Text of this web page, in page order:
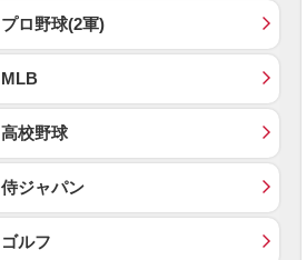
プロ野球(2軍)
MLB
高校野球
侍ジャパン
ゴルフ